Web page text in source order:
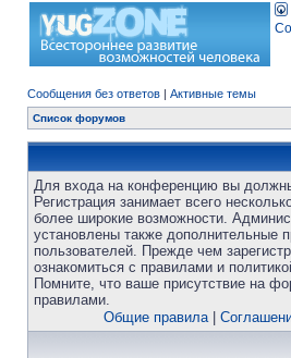
Сообщения без ответов | Активные темы
Список форумов
Для входа на конференцию вы
Регистрация занимает всего
более широкие возможности.
установлены также дополнительные
пользователей. Прежде чем
ознакомиться с правилами и
Помните, что ваше присутствие на
правилами.
Общие правила|